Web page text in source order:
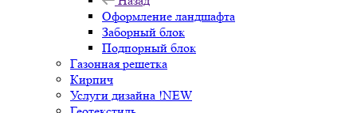
Оформление ландшафта
Заборный блок
Подпорный блок
Газонная решетка
Кирпич
Услуги дизайна !NEW